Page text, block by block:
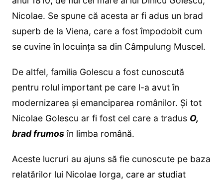
Nicolae. Se spune că acesta ar fi adus un brad
superb de la Viena, care a fost împodobit cum
se cuvine în locuința sa din Câmpulung Muscel.
De altfel, familia Golescu a fost cunoscută
pentru rolul important pe care l-a avut în
modernizarea și emanciparea românilor. Și tot
Nicolae Golescu ar fi fost cel care a tradus O,
brad frumosîn limba română.
Aceste lucruri au ajuns să fie cunoscute pe baza
relatărilor lui Nicolae Iorga, care ar studiat